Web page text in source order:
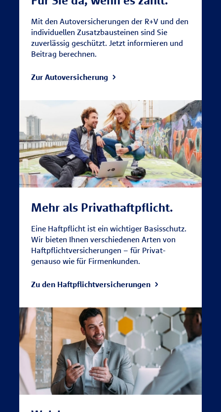
Mit den Autoversicherungen der R+V und den
individuellen Zusatzbausteinen sind Sie
zuverlässig geschützt. Jetzt informieren und
Beitrag berechnen.
Zur Autoversicherung
Mehr als Privathaftpflicht.
Eine Haftpflicht ist ein wichtiger Basisschutz.
Wir bieten Ihnen verschiedenen Arten von
Haftpflichtversicherungen – für Privat-
genauso wie für Firmenkunden.
Zu den Haftpflichtversicherungen